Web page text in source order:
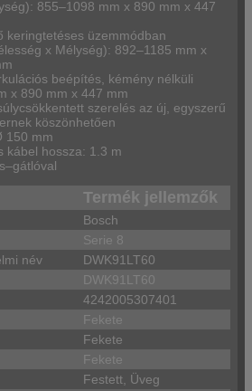
855–1098 mm x 890 mm x 447
keringtetéses üzemmódban
x Mélység): 892–1185 mm x
beépítés, kémény nélküli
x 890 mm x 447 mm
szerelés az új, egyszerű
köszönhetően
150 mm
kábel hossza: 1.3 m
Termék jellemzők
Bosch
Serie 8
név
DWK91LT60
DWK91LT60
4242005307401
Fekete
Fekete
Fekete
Festett, Üveg